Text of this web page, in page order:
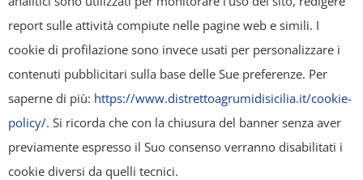
Sicilia" e tutelati dal diritto d’autore. È pertanto vietato copiarli,
pubblicarli, riscriverli, commercializzarli, distribuirli, anche soltanto in
parte. Tutti i documenti presenti su questo sito, disponibili gratuitamente
per il download, sono da intendere esclusivamente per uso personale.
Possono essere ridistribuiti, sempre gratuitamente e senza alcun fine
forma (testi, immagini, grafica, layout), mantenendo chiaramente
report sulle attività compiute nelle pagine web e simili. I
cookie di profilazione sono invece usati per personalizzare i
contenuti pubblicitari sulla base delle Sue preferenze. Per
saperne di più: https://www.distrettoagrumidisicilia.it/cookie-
policy/. Si ricorda che con la chiusura del banner senza aver
previamente espresso il Suo consenso verranno disabilitati i
cookie diversi da quelli tecnici.